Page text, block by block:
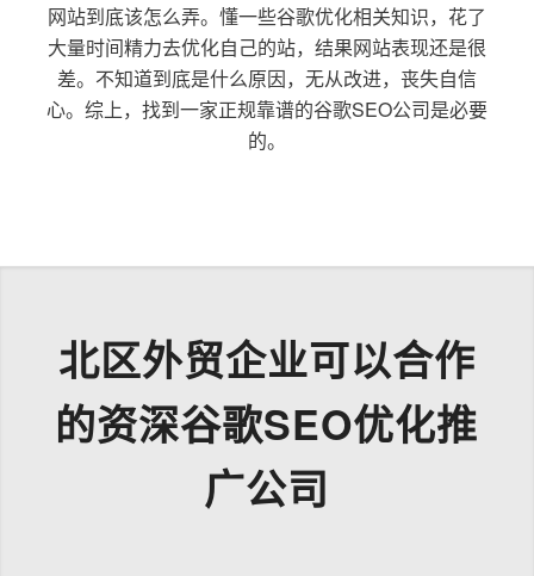
网站到底该怎么弄。懂一些谷歌优化相关知识，花了
大量时间精力去优化自己的站，结果网站表现还是很
差。不知道到底是什么原因，无从改进，丧失自信
心。综上，找到一家正规靠谱的谷歌SEO公司是必要
的。
北区外贸企业可以合作
的资深谷歌SEO优化推
广公司